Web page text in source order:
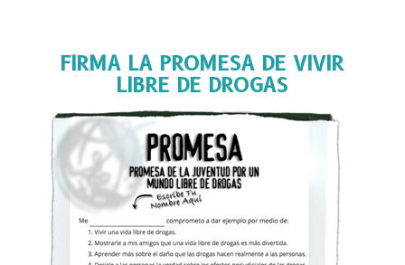
FIRMA LA PROMESA DE VIVIR
LIBRE DE DROGAS